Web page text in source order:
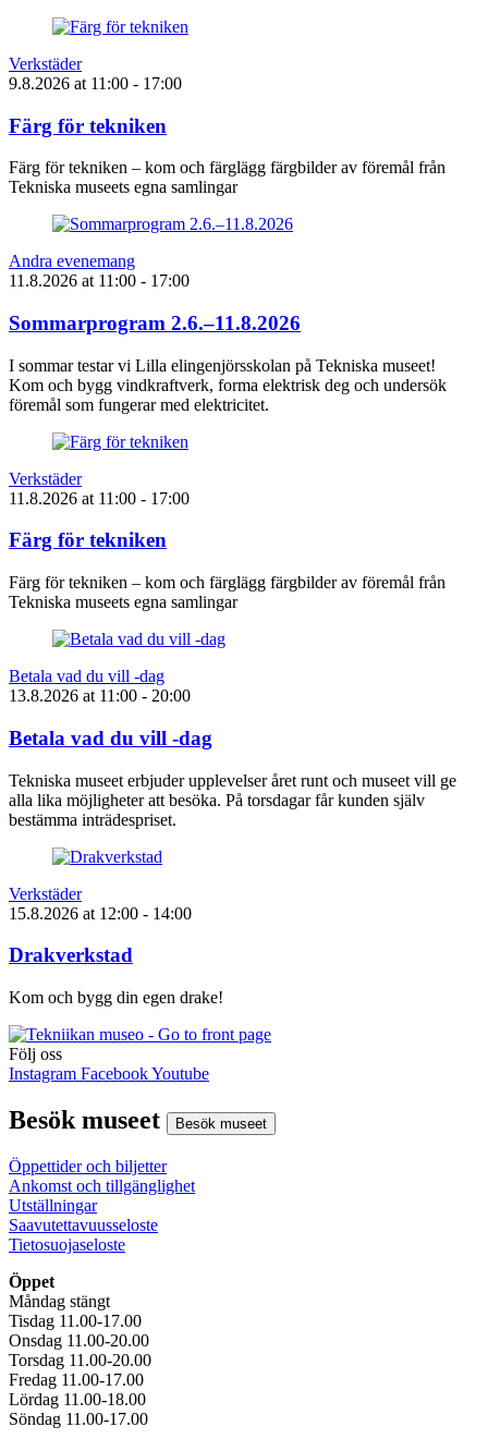
Verkstäder
9.8.2026 at 11:00 - 17:00
Färg för tekniken
Färg för tekniken – kom och färglägg färgbilder av föremål från
Tekniska museets egna samlingar
Andra evenemang
11.8.2026 at 11:00 - 17:00
Sommarprogram 2.6.–11.8.2026
I sommar testar vi Lilla elingenjörsskolan på Tekniska museet!
Kom och bygg vindkraftverk, forma elektrisk deg och undersök
föremål som fungerar med elektricitet.
Verkstäder
11.8.2026 at 11:00 - 17:00
Färg för tekniken
Färg för tekniken – kom och färglägg färgbilder av föremål från
Tekniska museets egna samlingar
Betala vad du vill -dag
13.8.2026 at 11:00 - 20:00
Betala vad du vill -dag
Tekniska museet erbjuder upplevelser året runt och museet vill ge
alla lika möjligheter att besöka. På torsdagar får kunden själv
bestämma inträdespriset.
Verkstäder
15.8.2026 at 12:00 - 14:00
Drakverkstad
Kom och bygg din egen drake!
Följ oss
Instagram FacebookYoutube
Besök museet Besök museet
Öppettider och biljetter
Ankomst och tillgänglighet
Utställningar
Saavutettavuusseloste
Tietosuojaseloste
Öppet
Måndag stängt
Tisdag 11.00-17.00
Onsdag 11.00-20.00
Torsdag 11.00-20.00
Fredag 11.00-17.00
Lördag 11.00-18.00
Söndag 11.00-17.00